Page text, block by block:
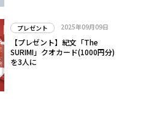
プレゼント 2025年09月09日
【プレゼント】紀文「The
SURIMI」クオカード(1000円分)
を3人に